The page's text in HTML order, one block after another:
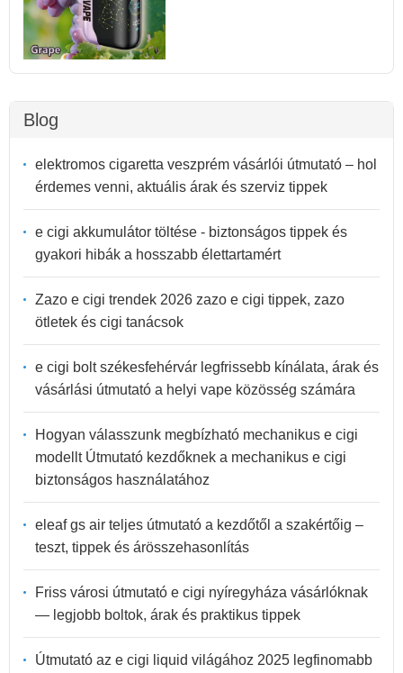
Blog
elektromos cigaretta veszprém vásárlói útmutató – hol
érdemes venni, aktuális árak és szerviz tippek
e cigi akkumulátor töltése - biztonságos tippek és
gyakori hibák a hosszabb élettartamért
Zazo e cigi trendek 2026 zazo e cigi tippek, zazo
ötletek és cigi tanácsok
e cigi bolt székesfehérvár legfrissebb kínálata, árak és
vásárlási útmutató a helyi vape közösség számára
Hogyan válasszunk megbízható mechanikus e cigi
modellt Útmutató kezdőknek a mechanikus e cigi
biztonságos használatához
eleaf gs air teljes útmutató a kezdőtől a szakértőig –
teszt, tippek és árösszehasonlítás
Friss városi útmutató e cigi nyíregyháza vásárlóknak
— legjobb boltok, árak és praktikus tippek
Útmutató az e cigi liquid világához 2025 legfinomabb